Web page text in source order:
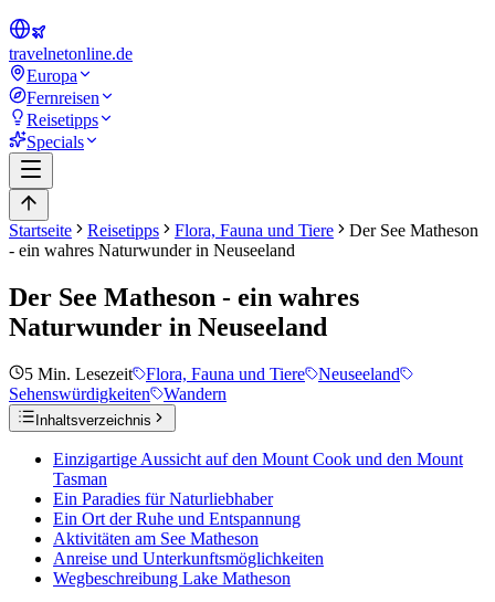
travelnetonline.de
Europa
Fernreisen
Reisetipps
Specials
Startseite Reisetipps Flora, Fauna und Tiere
Der See Matheson
- ein wahres Naturwunder in Neuseeland
Der See Matheson - ein wahres
Naturwunder in Neuseeland
5 Min. Lesezeit Flora, Fauna und Tiere
Neuseeland
Sehenswürdigkeiten
Wandern
Inhaltsverzeichnis
Einzigartige Aussicht auf den Mount Cook und den Mount
Tasman
Ein Paradies für Naturliebhaber
Ein Ort der Ruhe und Entspannung
Aktivitäten am See Matheson
Anreise und Unterkunftsmöglichkeiten
Wegbeschreibung Lake Matheson